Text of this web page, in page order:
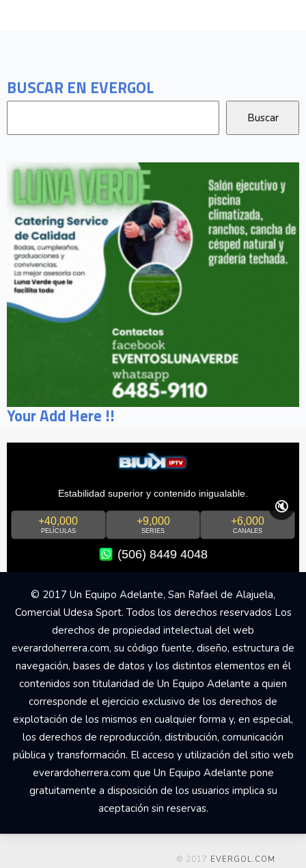
BUSCAR EN EVERGOL
Your Add Here !!
Estabilidad superior y contenido inigualable.
+40,000
PELÍCULAS
+9,000
SERIES
+6,000
CANALES
(506) 8449 4048
🔇
© 2017 Un Equipo Adelante, San Rafael de Alajuela,
Comercial Udesa Sport. Todos los derechos reservados Los
derechos de propiedad intelectual del web
everardoherrera.com, su código fuente, diseño, estructura de
navegación, bases de datos y los distintos elementos en él
contenidos son titularidad de Un Equipo Adelante a quien
corresponde el ejercicio exclusivo de los derechos de
explotación de los mismos en cualquier forma y, en especial,
los derechos de reproducción, distribución, comunicación
pública y transformación. El acceso y utilización del sitio web
everardoherrera.com que Un Equipo Adelante pone
gratuitamente a disposición de los usuarios implica su
aceptación sin reservas.
© 2017 EVERGOL.COM